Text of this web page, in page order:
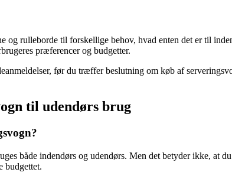
rulleborde til forskellige behov, hvad enten det er til
præferencer og budgetter.
før du træffer beslutning om køb af
til udendørs brug
både indendørs og udendørs. Men det betyder ikke, at
budgettet.